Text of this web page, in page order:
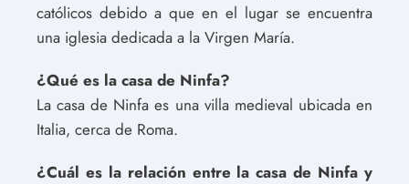
católicos debido a que en el lugar se encuentra
una iglesia dedicada a la Virgen María.
¿Qué es la casa de Ninfa?
La casa de Ninfa es una villa medieval ubicada en
Italia, cerca de Roma.
¿Cuál es la relación entre la casa de Ninfa y